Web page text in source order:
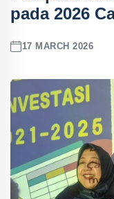
pada 2026
17 MARCH 2026